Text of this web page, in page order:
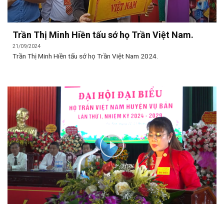
Trần Thị Minh Hiền tấu sớ họ Trần Việt Nam.
21/09/2024
Trần Thị Minh Hiền tấu sớ họ Trần Việt Nam 2024.